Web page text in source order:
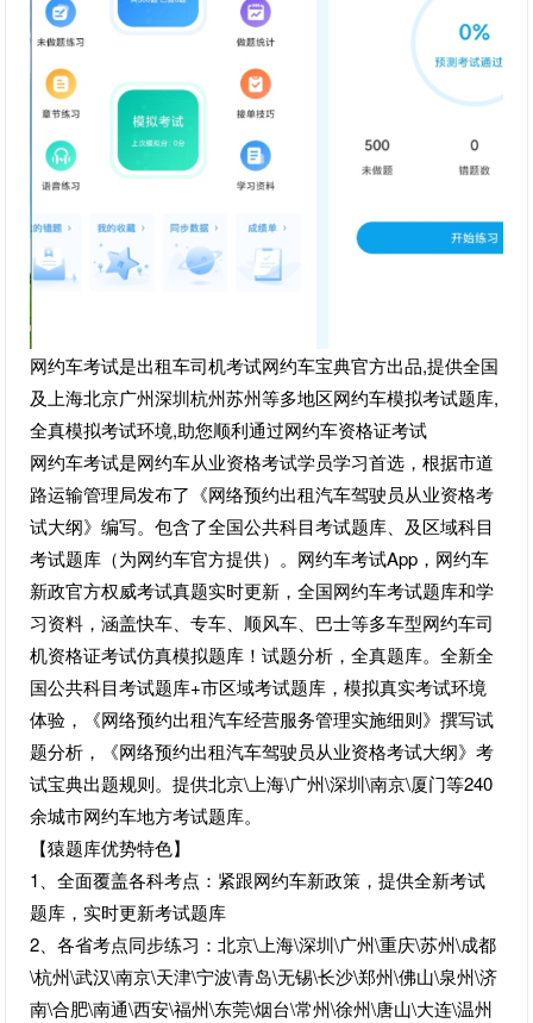
网约车考试是出租车司机考试网约车宝典官方出品,提供全国
及上海北京广州深圳杭州苏州等多地区网约车模拟考试题库,
全真模拟考试环境,助您顺利通过网约车资格证考试
网约车考试是网约车从业资格考试学员学习首选，根据市道
路运输管理局发布了《网络预约出租汽车驾驶员从业资格考
试大纲》编写。包含了全国公共科目考试题库、及区域科目
考试题库（为网约车官方提供）。网约车考试App，网约车
新政官方权威考试真题实时更新，全国网约车考试题库和学
习资料，涵盖快车、专车、顺风车、巴士等多车型网约车司
机资格证考试仿真模拟题库！试题分析，全真题库。全新全
国公共科目考试题库+市区域考试题库，模拟真实考试环境
体验，《网络预约出租汽车经营服务管理实施细则》撰写试
题分析，《网络预约出租汽车驾驶员从业资格考试大纲》考
试宝典出题规则。提供北京\上海\广州\深圳\南京\厦门等240
余城市网约车地方考试题库。
【猿题库优势特色】
1、全面覆盖各科考点：紧跟网约车新政策，提供全新考试
题库，实时更新考试题库
2、各省考点同步练习：北京\上海\深圳\广州\重庆\苏州\成都
\杭州\武汉\南京\天津\宁波\青岛\无锡\长沙\郑州\佛山\泉州\济
南\合肥\南通\西安\福州\东莞\烟台\常州\徐州\唐山\大连\温州